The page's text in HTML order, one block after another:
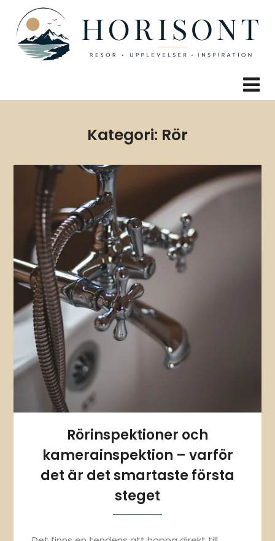
content
Kategori: Rör
Rörinspektioner och
kamerainspektion – varför
det är det smartaste första
steget